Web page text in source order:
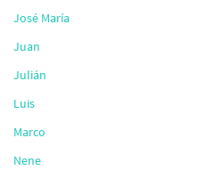
José María
Juan
Julián
Luis
Marco
Nene